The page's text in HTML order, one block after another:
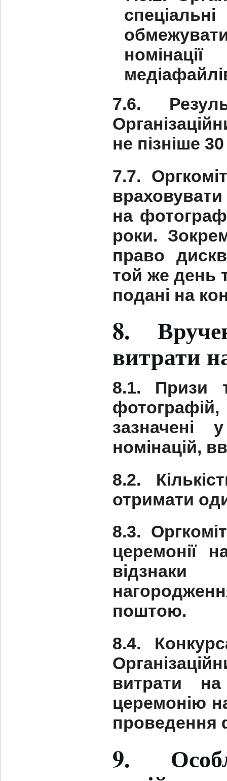
7.6.
не пізніше
7.7.
на
роки.
право
той же день
подані на
8.
витрати
8.1. Призи
фотографій,
зазначені
номінацій,
8.2.
отримати
8.3.
церемонії
відзнаки
поштою.
8.4.
витрати
церемонію
проведення
9.